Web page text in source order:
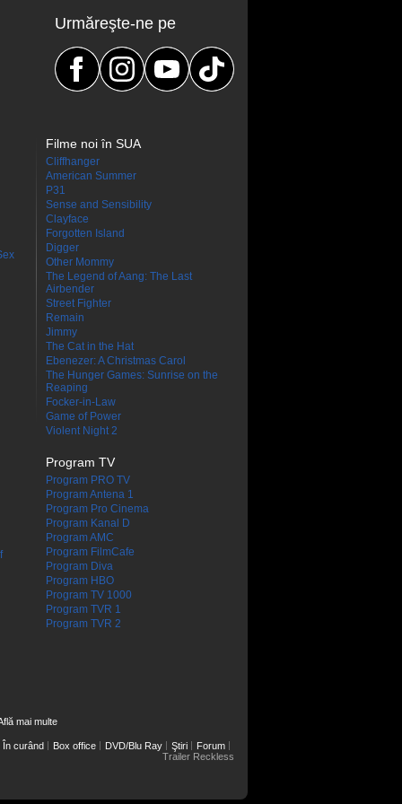
Urmăreşte-ne pe
Filme noi în SUA
Cliffhanger
American Summer
P31
Sense and Sensibility
Clayface
Forgotten Island
Digger
Other Mommy
The Legend of Aang: The Last
Airbender
Street Fighter
Remain
Jimmy
The Cat in the Hat
Ebenezer: A Christmas Carol
The Hunger Games: Sunrise on the
Reaping
Focker-in-Law
Game of Power
Violent Night 2
Program TV
Program PRO TV
Program Antena 1
Program Pro Cinema
Program Kanal D
Program AMC
Program FilmCafe
Program Diva
Program HBO
Program TV 1000
Program TVR 1
Program TVR 2
mai multe
În curând Box office DVD/Blu Ray Ştiri
Forum
Trailer Reckless